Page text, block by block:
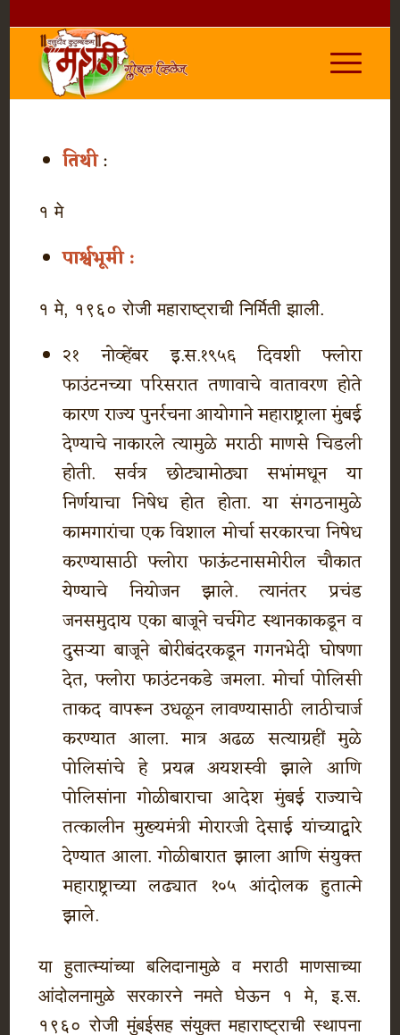
तिथी:
१ मे
पार्श्वभूमी :
१ मे, १९६० रोजी महाराष्ट्राची निर्मिती झाली.
२१ नोव्हेंबर इ.स.१९५६ दिवशी फ्लोरा
फाउंटनच्या परिसरात तणावाचे वातावरण होते
कारण राज्य पुनर्रचना आयोगाने महाराष्ट्राला मुंबई
देण्याचे नाकारले त्यामुळे मराठी माणसे चिडली
होती. सर्वत्र छोट्यामोठ्या सभांमधून या
निर्णयाचा निषेध होत होता. या संगठनामुळे
कामगारांचा एक विशाल मोर्चा सरकारचा निषेध
करण्यासाठी फ्लोरा फाऊंटनासमोरील चौकात
येण्याचे नियोजन झाले. त्यानंतर प्रचंड
जनसमुदाय एका बाजूने चर्चगेट स्थानकाकडून व
दुसऱ्या बाजूने बोरीबंदरकडून गगनभेदी घोषणा
देत, फ्लोरा फाउंटनकडे जमला. मोर्चा पोलिसी
ताकद वापरून उधळून लावण्यासाठी लाठीचार्ज
करण्यात आला. मात्र अढळ सत्याग्रहीं मुळे
पोलिसांचे हे प्रयत्न अयशस्वी झाले आणि
पोलिसांना गोळीबाराचा आदेश मुंबई राज्याचे
तत्कालीन मुख्यमंत्री मोरारजी देसाई यांच्याद्वारे
देण्यात आला. गोळीबारात झाला आणि संयुक्त
महाराष्ट्राच्या लढ्यात १०५ आंदोलक हुतात्मे
झाले.
या हुतात्म्यांच्या बलिदानामुळे व मराठी माणसाच्या
आंदोलनामुळे सरकारने नमते घेऊन १ मे, इ.स.
१९६० रोजी मुंबईसह संयुक्त महाराष्ट्राची स्थापना